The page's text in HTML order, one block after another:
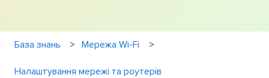
База знань Мережа Wi-Fi
Налаштування мережі та роутерів